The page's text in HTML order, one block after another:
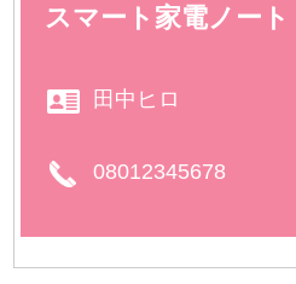
スマート家電ノート
田中ヒロ
08012345678